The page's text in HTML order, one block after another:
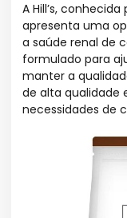
A Hill’s,
apresenta uma
a saúde renal de
formulado para
manter a
de alta qualidade
necessidades de